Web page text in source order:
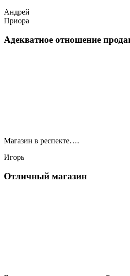
Андрей
Приора
Адекватное отношение
Магазин в респекте….
Игорь
Отличный магазин